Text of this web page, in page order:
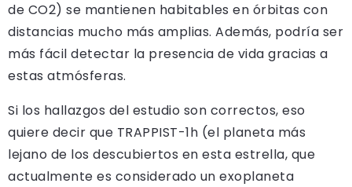
de CO2) se mantienen habitables en órbitas con
distancias mucho más amplias. Además, podría ser
más fácil detectar la presencia de vida gracias a
estas atmósferas.
Si los hallazgos del estudio son correctos, eso
quiere decir que TRAPPIST-1h (el planeta más
lejano de los descubiertos en esta estrella, que
actualmente es considerado un exoplaneta